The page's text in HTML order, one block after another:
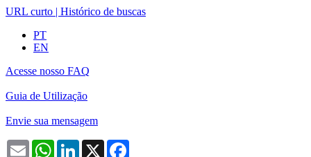
URL curto | Histórico de buscas
PT
EN
Acesse nosso FAQ
Guia de Utilização
Envie sua mensagem
Email WhatsAppLinkedIn
X